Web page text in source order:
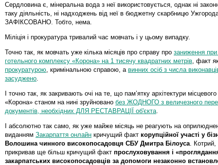
Сердловина є, мінеральна вода з неї використовується, однак ні
таку діяльність, ні надходжень від неї в бюджетну скарбницю
ЗАФІКСОВАНО. Тобто, нема.
Міліція і прокуратура тривалий час мовчать і у цьому випадку.
Точно так, як мовчать уже кілька місяців про справу про заниження при
готельного комплексу «Корона» на 1 тисячу квадратних метрів , факт
прокуратурою , кримінальною справою, а винних осіб з числа
засуджено
І точно так, як закривають очі на те, що пам’ятку архітектури
«Корона» станом на нині зруйновано без ЖОДНОГО з величезного
документів, необхідних ДЛЯ РЕСТАВРАЦІЇ об'єкта
І абсолютно так само, як уже майже місяць не реагують на
виданням Закарпаття онлайн кричущий факт корупційної участі у
Волошина чинного високопосадовця СБУ Дмитра Білоуса .
прикривав ще більш кричущий факт прослуховування і
закарпатських високопосадовців за допомоги незаконно